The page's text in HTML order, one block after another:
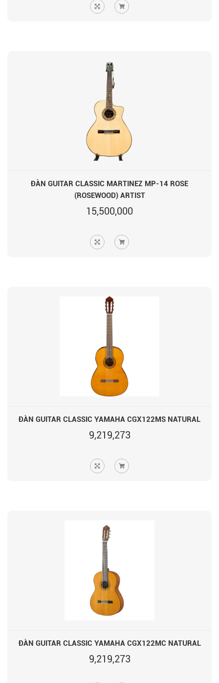
ĐÀN GUITAR CLASSIC MARTINEZ MP-14 ROSE
(ROSEWOOD) ARTIST
15,500,000
ĐÀN GUITAR CLASSIC YAMAHA CGX122MS NATURAL
9,219,273
ĐÀN GUITAR CLASSIC YAMAHA CGX122MC NATURAL
9,219,273